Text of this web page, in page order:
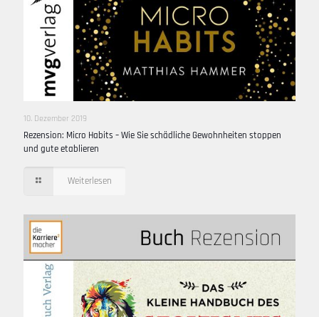
10. Dezember 2019
Rezension: Micro Habits – Wie Sie schädliche Gewohnheiten stoppen
und gute etablieren
Weiterlesen